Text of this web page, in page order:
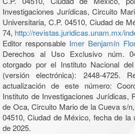
Investigaciones Jurídicas, Circuito
Universitaria, C.P. 04510, Ciudad de
74, http://revistas.juridicas.unam.mx/
Editor responsable Imer Benjamín
Derechos al Uso Exclusivo núm.
otorgado por el Instituto Nacional
(versión electrónica): 2448-4725.
actualización de este número:
Instituto de Investigaciones Jurídicas,
de Oca, Circuito Mario de la Cueva s/
04510, Ciudad de México, fecha de
de 2025.